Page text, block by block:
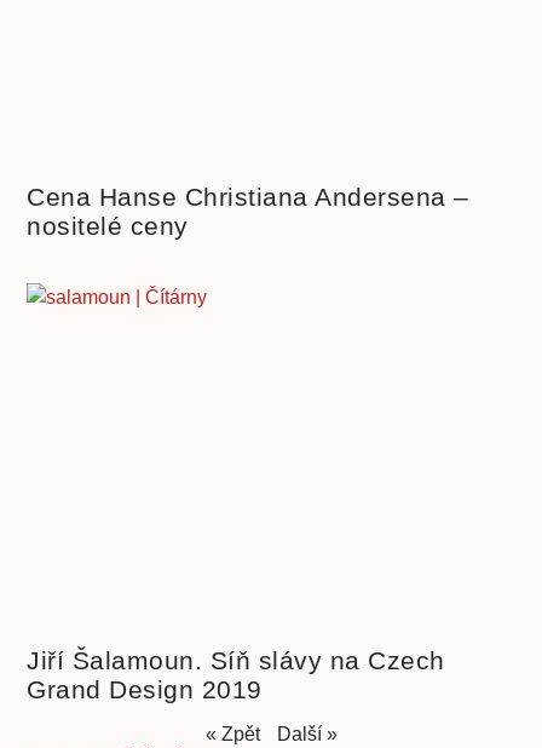
Cena Hanse Christiana Andersena –
nositelé ceny
Jiří Šalamoun. Síň slávy na Czech
Grand Design 2019
« Zpět
Další »